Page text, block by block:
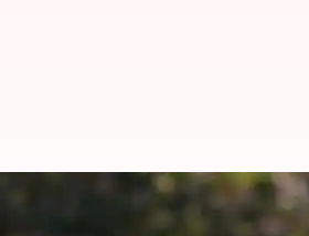
అమెరికా జట్టుకు